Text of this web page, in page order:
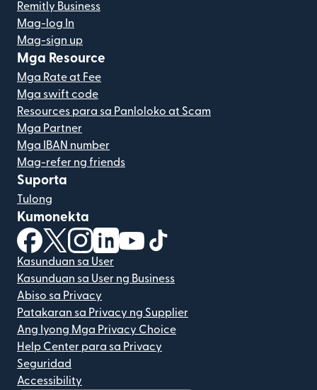
Remitly Business
Mag-log In
Mag-sign up
Mga Resource
Mga Rate at Fee
Mga swift code
Resources para sa Panloloko at Scam
Mga Partner
Mga IBAN number
Mag-refer ng friends
Suporta
Tulong
Kumonekta
(bubukas sa bagong window)
(bubukas sa bagong window)
(bubukas sa bagong window)
(bubukas sa bagong window)
(bubukas sa bagong window)
Kasunduan sa User
Kasunduan sa User ng Business
Abiso sa Privacy
Patakaran sa Privacy ng Supplier
Ang Iyong Mga Privacy Choice
Help Center para sa Privacy
Seguridad
Accessibility